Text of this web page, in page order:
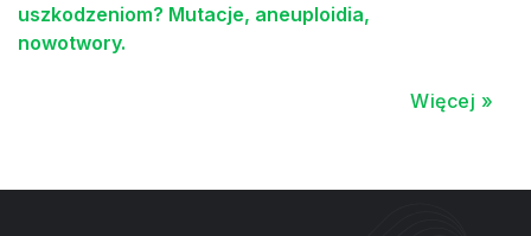
uszkodzeniom? Mutacje, aneuploidia,
nowotwory.
Więcej »